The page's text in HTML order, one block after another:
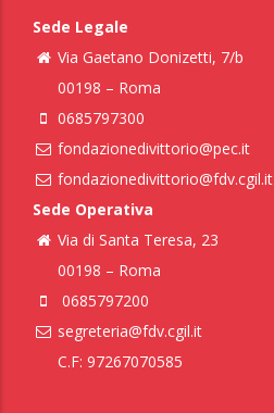
Sede Legale
Via Gaetano Donizetti, 7/b
00198 – Roma
0685797300
fondazionedivittorio@pec.it
fondazionedivittorio@fdv.cgil.it
Sede Operativa
Via di Santa Teresa, 23
00198 – Roma
0685797200
segreteria@fdv.cgil.it
C.F: 97267070585